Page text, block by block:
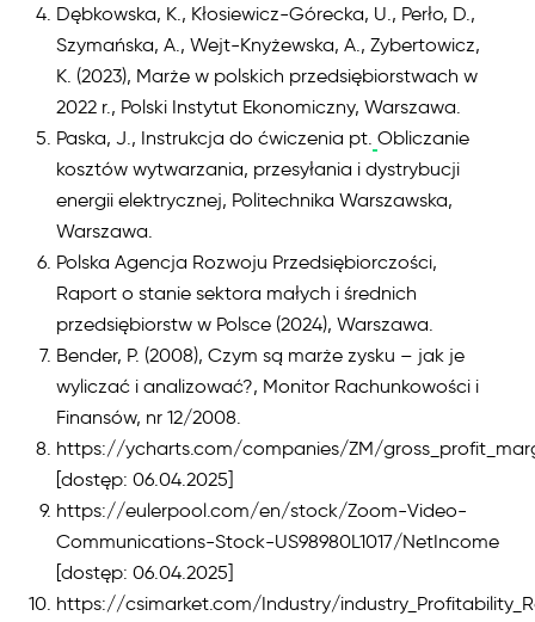
Dębkowska, K., Kłosiewicz-Górecka, U., Perło, D.,
Szymańska, A., Wejt-Knyżewska, A., Zybertowicz,
K. (2023), Marże w polskich przedsiębiorstwach w
2022 r., Polski Instytut Ekonomiczny, Warszawa.
Paska, J., Instrukcja do ćwiczenia pt. Obliczanie
kosztów wytwarzania, przesyłania i dystrybucji
energii elektrycznej, Politechnika Warszawska,
Warszawa.
Polska Agencja Rozwoju Przedsiębiorczości,
Raport o stanie sektora małych i średnich
przedsiębiorstw w Polsce (2024), Warszawa.
Bender, P. (2008), Czym są marże zysku – jak je
wyliczać i analizować?, Monitor Rachunkowości i
Finansów, nr 12/2008.
https://ycharts.com/companies/ZM/
[dostęp: 06.04.2025]
https://eulerpool.com/en/stock/Zoom-Video-
Communications-Stock-US98980L1017/NetIncome
[dostęp: 06.04.2025]
https://csimarket.com/Industry/